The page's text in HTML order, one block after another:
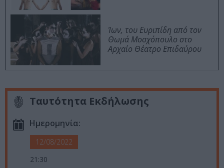
Ίων, του Ευριπίδη από τον
Θωμά Μοσχόπουλο στο
Αρχαίο Θέατρο Επιδαύρου
Ταυτότητα Εκδήλωσης
Ημερομηνία:
12/08/2022
21:30